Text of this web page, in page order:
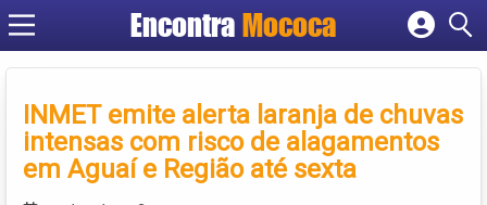
Encontra Mococa
Criar conta
INMET emite alerta laranja de chuvas
intensas com risco de alagamentos
em Aguaí e Região até sexta